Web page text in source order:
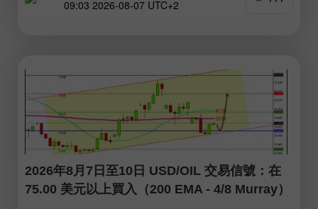
下來幾個小時回落至上升通道下軌附近、約 63,400 美元一
09:03 2026-08-07 UTC+2
2026年8月7日至10日 USD/OIL 交易信號：在
75.00 美元以上買入（200 EMA - 4/8 Murray）